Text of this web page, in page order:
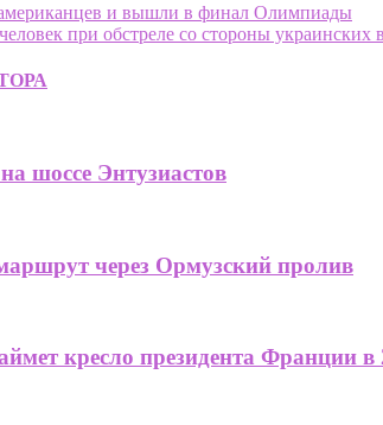
и вышли в финал Олимпиады
при обстреле со стороны украинских
шоссе Энтузиастов
через Ормузский пролив
кресло президента Франции в